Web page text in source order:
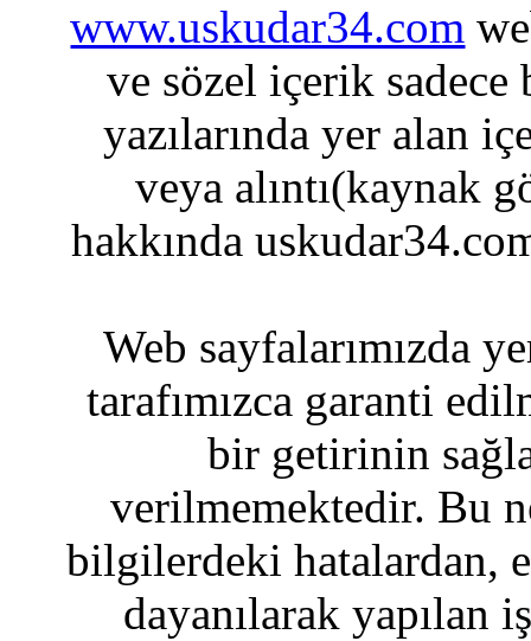
www.uskudar34.com
ve sözel içerik sadece
yazılarında yer alan
veya alıntı(kaynak
hakkında
Web sayfalarımızda
tarafımızca garanti
bir getirinin
verilmemektedir. Bu
bilgilerdeki hatalardan,
dayanılarak yapılan